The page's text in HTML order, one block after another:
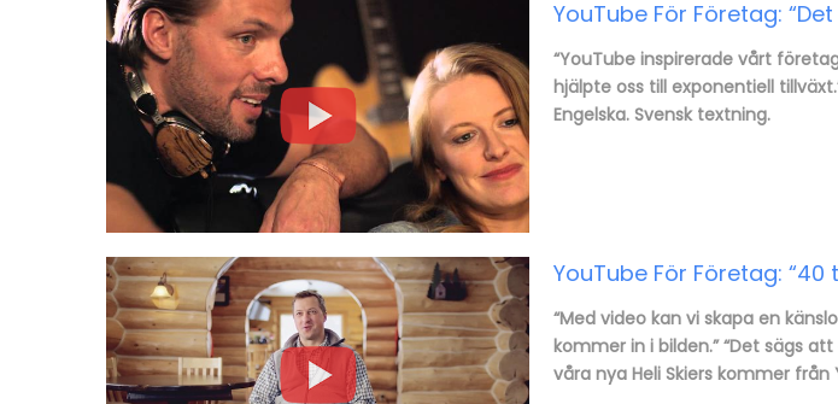
YouTube För Företag:
“YouTube inspirerade vårt
hjälpte oss till exponentiell
Engelska. Svensk textning.
YouTube För Företag:
“Med video kan vi skapa en
kommer in i bilden.” “Det sägs
våra nya Heli Skiers kommer från